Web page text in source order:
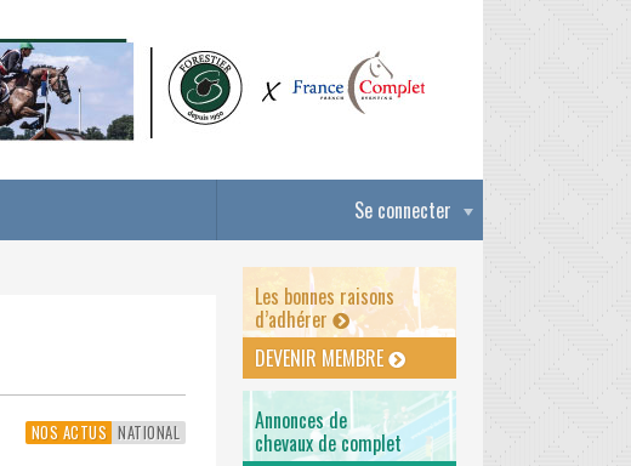
Se connecter
NOS ACTUS NATIONAL
Les bonnes raisons
d’adhérer
DEVENIR MEMBRE
Annonces de
chevaux de complet